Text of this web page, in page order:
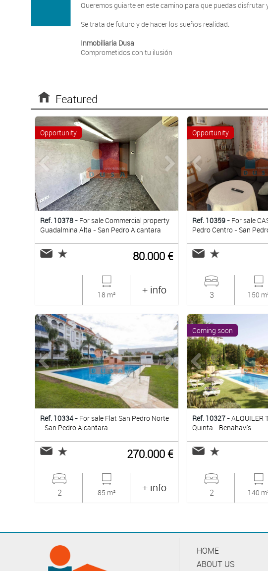
Queremos guiarte en este camino para que puedas disfrutar
Se trata de futuro y de hacer los sueños realidad.
Inmobiliaria Dusa
Comprometidos con tu ilusión
Featured
Opportunity
Ref. 10378 - For sale Commercial property
Guadalmina Alta - San Pedro Alcantara
+ info
18 m²
80.000 €
Opportunity
Ref. 10359 - For sale
Pedro Centro - San
150
3
Ref. 10334 - For sale Flat San Pedro Norte
- San Pedro Alcantara
+ info
85 m²
2
270.000 €
Coming soon
Ref. 10327 -ALQUILER
Quinta - Benahavís
140
2
HOME
ABOUT US